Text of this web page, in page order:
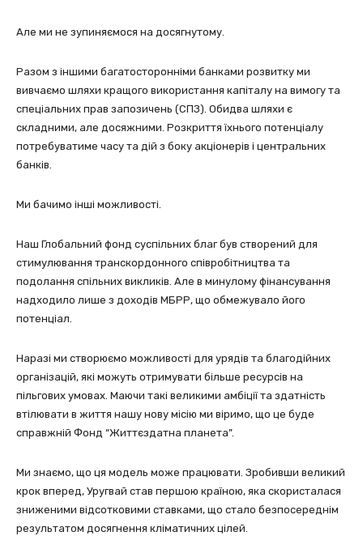
Але ми не зупиняємося на досягнутому.
Разом з іншими багатосторонніми банками розвитку ми
вивчаємо шляхи кращого використання капіталу на вимогу та
спеціальних прав запозичень (СПЗ). Обидва шляхи є
складними, але досяжними. Розкриття їхнього потенціалу
потребуватиме часу та дій з боку акціонерів і центральних
банків.
Ми бачимо інші можливості.
Наш Глобальний фонд суспільних благ був створений для
стимулювання транскордонного співробітництва та
подолання спільних викликів. Але в минулому фінансування
надходило лише з доходів МБРР, що обмежувало його
потенціал.
Наразі ми створюємо можливості для урядів та благодійних
організацій, які можуть отримувати більше ресурсів на
пільгових умовах. Маючи такі великими амбіції та здатність
втілювати в життя нашу нову місію ми віримо, що це буде
справжній Фонд “Життєздатна планета”.
Ми знаємо, що ця модель може працювати. Зробивши великий
крок вперед, Уругвай став першою країною, яка скористалася
зниженими відсотковими ставками, що стало безпосереднім
результатом досягнення кліматичних цілей.